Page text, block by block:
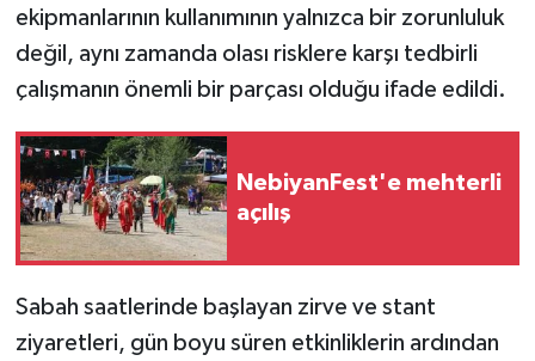
ekipmanlarının kullanımının yalnızca bir zorunluluk
değil, aynı zamanda olası risklere karşı tedbirli
çalışmanın önemli bir parçası olduğu ifade edildi.
NebiyanFest'e mehterli
açılış
Sabah saatlerinde başlayan zirve ve stant
ziyaretleri, gün boyu süren etkinliklerin ardından